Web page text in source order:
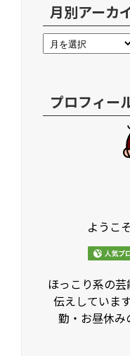
月別アーカ
プロフィー
ようこそ
ほっこり系の芸
伝えしていま
勤・お昼休み